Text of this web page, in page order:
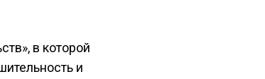
в которой
и